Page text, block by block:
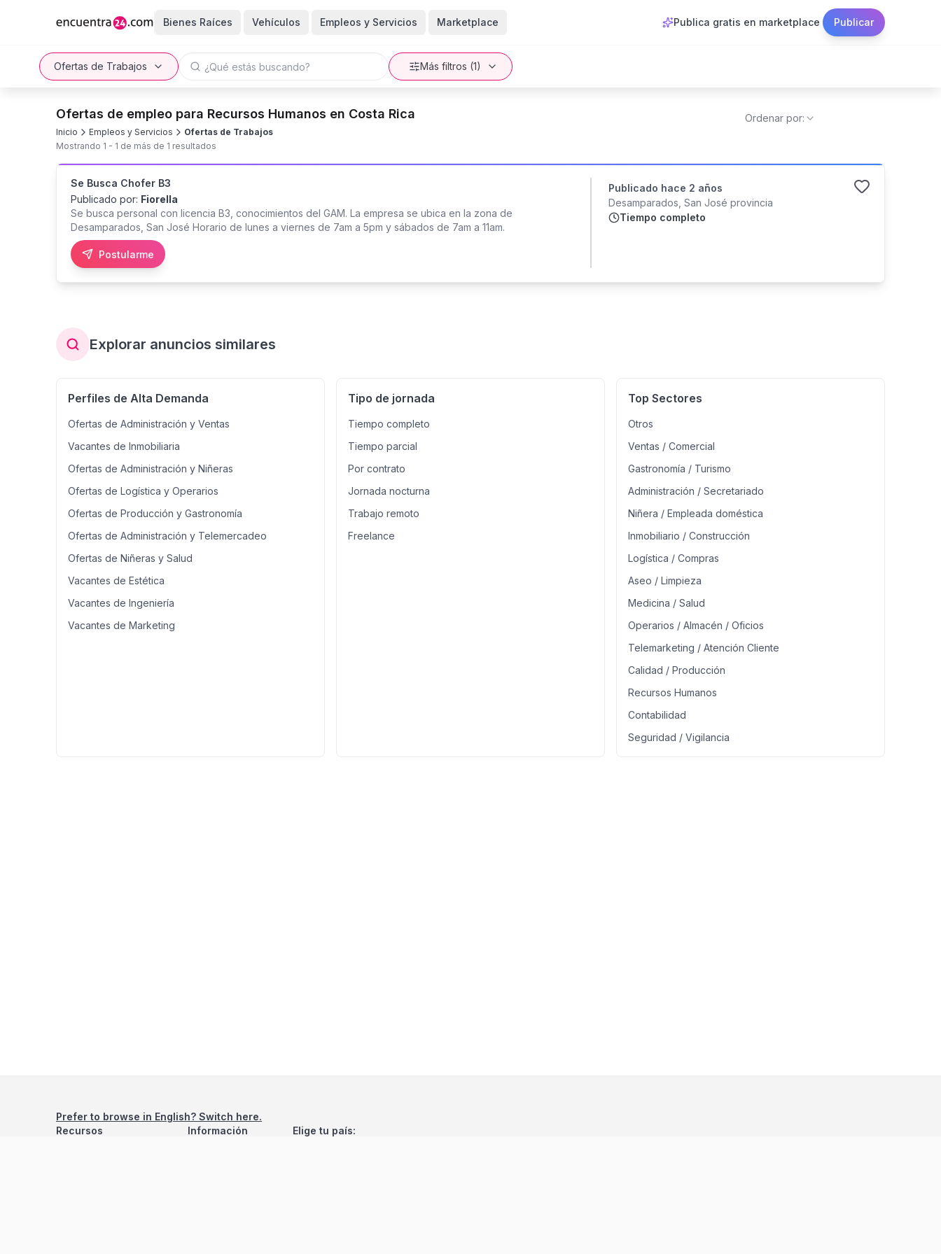
Bienes Raíces Vehículos Empleos y Servicios Marketplace Publica gratis en marketplace Publicar
Ofertas de Trabajos Más filtros (1)
Ofertas de empleo para Recursos Humanos en Costa Rica
Inicio Empleos y Servicios
Ofertas de Trabajos
Mostrando 1 - 1 de más de 1 resultados
Ordenar por:
Se Busca Chofer B3
Publicado por: Fiorella
Se busca personal con licencia B3, conocimientos del GAM. La empresa se ubica en la zona de
Desamparados, San José Horario de lunes a viernes de 7am a 5pm y sábados de 7am a 11am.
Postularme
Publicado hace 2 años
Desamparados, San José provincia
Tiempo completo
Explorar anuncios similares
Perfiles de Alta Demanda
Ofertas de Administración y Ventas
Vacantes de Inmobiliaria
Ofertas de Administración y Niñeras
Ofertas de Logística y Operarios
Ofertas de Producción y Gastronomía
Ofertas de Administración y Telemercadeo
Ofertas de Niñeras y Salud
Vacantes de Estética
Vacantes de Ingeniería
Vacantes de Marketing
Tipo de jornada
Tiempo completo
Tiempo parcial
Por contrato
Jornada nocturna
Trabajo remoto
Freelance
Top Sectores
Otros
Ventas / Comercial
Gastronomía / Turismo
Administración / Secretariado
Niñera / Empleada doméstica
Inmobiliario / Construcción
Logística / Compras
Aseo / Limpieza
Medicina / Salud
Operarios / Almacén / Oficios
Telemarketing / Atención Cliente
Calidad / Producción
Recursos Humanos
Contabilidad
Seguridad / Vigilancia
Prefer to browse in English? Switch here.
Recursos
Información Elige tu país: